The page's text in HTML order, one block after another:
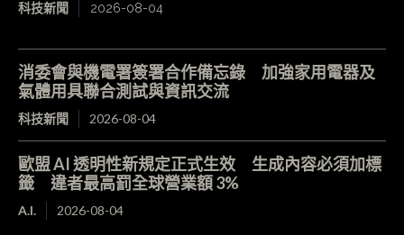
科技新聞 2026-08-04
消委會與機電署簽署合作備忘錄 加強家用電器及
氣體用具聯合測試與資訊交流
科技新聞 2026-08-04
歐盟 AI 透明性新規定正式生效 生成內容必須加標
籤 違者最高罰全球營業額 3%
A.I. 2026-08-04